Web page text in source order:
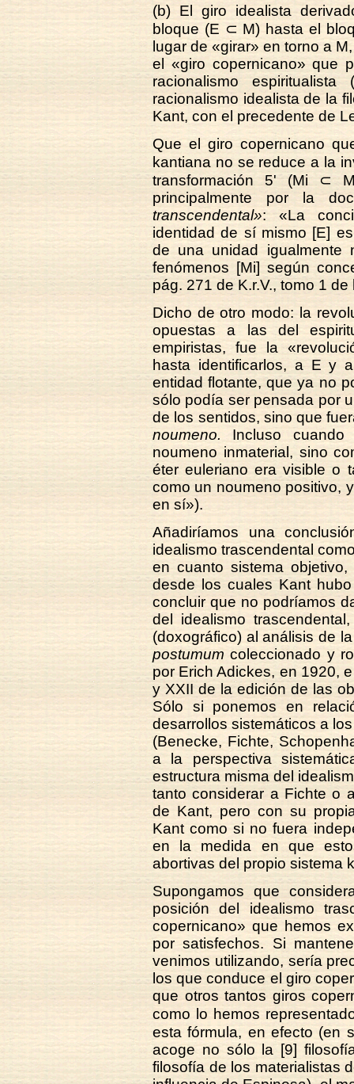
(b) El giro idealista
bloque (E ⊂ M) hasta el
lugar de «girar» en torno a
el «giro copernicano» que
racionalismo
racionalismo idealista de la
Kant, con el precedente de
Que el giro copernicano
kantiana no se reduce a la
transformación 5' (Mi ⊂
principalmente por la
transcendental»: «La
identidad de sí mismo [E]
de una unidad igualmente
fenómenos [Mi] según
pág. 271 de K.r.V., tomo 1
Dicho de otro modo: la
opuestas a las del
empiristas, fue la
hasta identificarlos, a E y
entidad flotante, que ya no
sólo podía ser pensada por
de los sentidos, sino que
noumeno. Incluso
noumeno inmaterial, sino
éter euleriano era visible o
como un noumeno positivo,
en sí»).
Añadiríamos una
idealismo trascendental
en cuanto sistema
desde los cuales Kant
concluir que no podríamos
del idealismo
(doxográfico) al análisis de
postumum coleccionado y
por Erich Adickes, en 1920,
y XXII de la edición de las
Sólo si ponemos en
desarrollos sistemáticos a
(Benecke, Fichte,
a la perspectiva
estructura misma del
tanto considerar a Fichte o
de Kant, pero con su
Kant como si no fuera
en la medida en que
abortivas del propio sistema
Supongamos que
posición del idealismo
copernicano» que hemos
por satisfechos. Si
venimos utilizando, sería
los que conduce el giro
que otros tantos giros
como lo hemos
esta fórmula, en efecto
acoge no sólo la [9]
filosofía de los materialistas